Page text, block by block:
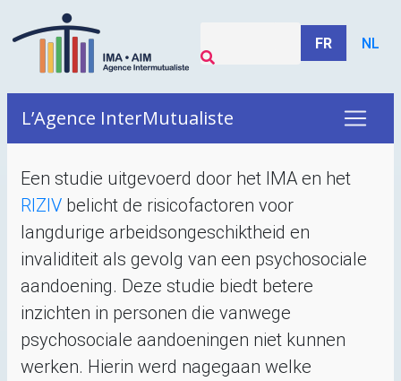
FR NL
L’Agence InterMutualiste
Een studie uitgevoerd door het IMA en het
RIZIV belicht de risicofactoren voor
langdurige arbeidsongeschiktheid en
invaliditeit als gevolg van een psychosociale
aandoening. Deze studie biedt betere
inzichten in personen die vanwege
psychosociale aandoeningen niet kunnen
werken. Hierin werd nagegaan welke